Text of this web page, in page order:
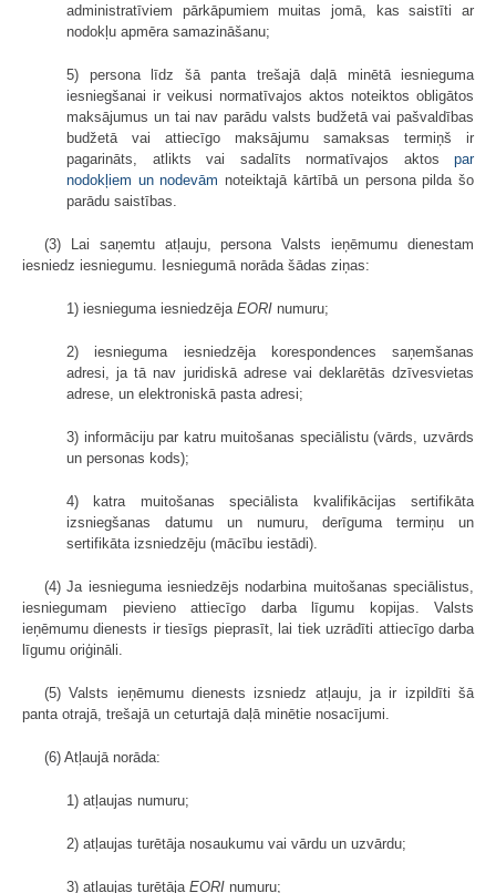
administratīviem pārkāpumiem muitas jomā, kas saistīti ar
nodokļu apmēra samazināšanu;
5) persona līdz šā panta trešajā daļā minētā iesnieguma
iesniegšanai ir veikusi normatīvajos aktos noteiktos obligātos
maksājumus un tai nav parādu valsts budžetā vai pašvaldības
budžetā vai attiecīgo maksājumu samaksas termiņš ir
pagarināts, atlikts vai sadalīts normatīvajos aktos par
nodokļiem un nodevām noteiktajā kārtībā un persona pilda šo
parādu saistības.
(3) Lai saņemtu atļauju, persona Valsts ieņēmumu dienestam
iesniedz iesniegumu. Iesniegumā norāda šādas ziņas:
1) iesnieguma iesniedzēja EORI numuru;
2) iesnieguma iesniedzēja korespondences saņemšanas
adresi, ja tā nav juridiskā adrese vai deklarētās dzīvesvietas
adrese, un elektroniskā pasta adresi;
3) informāciju par katru muitošanas speciālistu (vārds, uzvārds
un personas kods);
4) katra muitošanas speciālista kvalifikācijas sertifikāta
izsniegšanas datumu un numuru, derīguma termiņu un
sertifikāta izsniedzēju (mācību iestādi).
(4) Ja iesnieguma iesniedzējs nodarbina muitošanas speciālistus,
iesniegumam pievieno attiecīgo darba līgumu kopijas. Valsts
ieņēmumu dienests ir tiesīgs pieprasīt, lai tiek uzrādīti attiecīgo darba
līgumu oriģināli.
(5) Valsts ieņēmumu dienests izsniedz atļauju, ja ir izpildīti šā
panta otrajā, trešajā un ceturtajā daļā minētie nosacījumi.
(6) Atļaujā norāda:
1) atļaujas numuru;
2) atļaujas turētāja nosaukumu vai vārdu un uzvārdu;
3) atļaujas turētāja EORI numuru;